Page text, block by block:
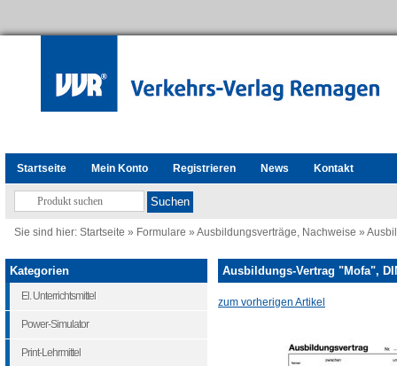
Startseite Mein Konto Registrieren News Kontakt
Sie sind hier: Startseite » Formulare » Ausbildungsverträge, Nachweise »
Ausbildungs-Vertrag "Mofa",
zum vorherigen Artikel
Kategorien
El. Unterrichtsmittel
Power-Simulator
Print-Lehrmittel